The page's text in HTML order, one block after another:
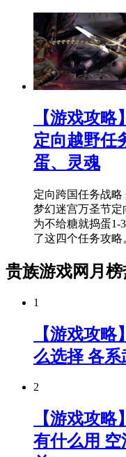
【游戏攻
定向越野任
蛋、灵魂
定向跨国任务战略
梦幻迷宫万圣节
为不给糖就捣蛋1-
了这四个任务攻略
贵族游戏网月
1
【游戏攻
么选择 各
2
【游戏攻
有什么用